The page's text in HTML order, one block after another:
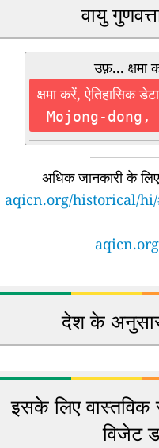
वायु
उफ़... क्षमा
क्षमा करें, ऐतिहासिक
Mojong-dong,
अधिक जानकारी के
aqicn.org/historical/
देश के अनुसार
इसके लिए
विजेट